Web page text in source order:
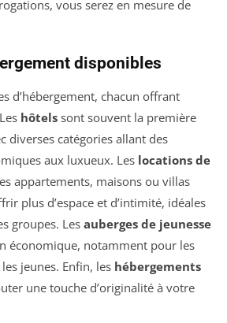
vous serez en mesure de
disponibles
d’hébergement, chacun offrant
hôtels sont souvent la première
diverses catégories allant des
aux luxueux. Les locations de
appartements, maisons ou villas
plus d’espace et d’intimité, idéales
groupes. Les auberges de jeunesse
économique, notamment pour les
jeunes. Enfin, les hébergements
une touche d’originalité à votre